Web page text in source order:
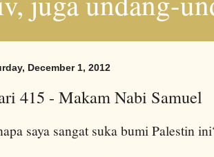
December 1, 2012
415 - Makam Nabi Samuel
saya sangat suka bumi Palestin